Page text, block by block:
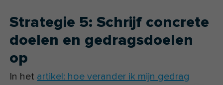
Strategie 5: Schrijf concrete
doelen en gedragsdoelen
op
In het artikel: hoe verander ik mijn gedrag